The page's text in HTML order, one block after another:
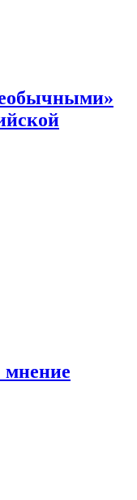
мнение